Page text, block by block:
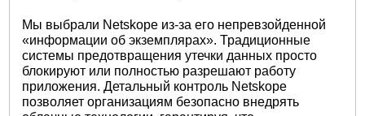
Мы выбрали Netskope из-за его непревзойденной
«информации об экземплярах». Традиционные
системы предотвращения утечки данных просто
блокируют или полностью разрешают работу
приложения. Детальный контроль Netskope
позволяет организациям безопасно внедрять